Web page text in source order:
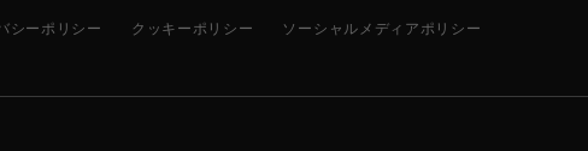
シーポリシー クッキーポリシー ソーシャルメディアポリシー